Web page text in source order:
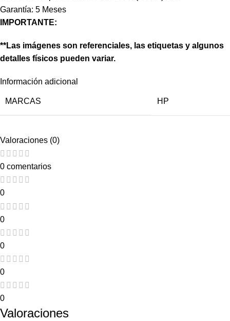
Garantía: 5 Meses
IMPORTANTE:
**Las imágenes son referenciales, las etiquetas y algunos
detalles físicos pueden variar.
Información adicional
MARCAS HP
Valoraciones (0)
0 comentarios
0
0
0
0
0
Valoraciones